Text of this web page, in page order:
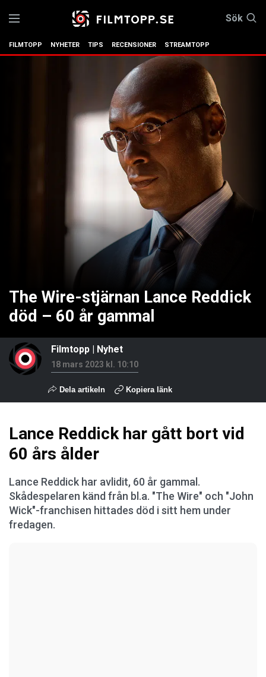
Sök
FILMTOPP NYHETER TIPS RECENSIONER STREAMTOPP
The Wire-stjärnan Lance Reddick
död – 60 år gammal
Filmtopp | Nyhet
18 mars 2023 kl. 10:10
Dela artikeln Kopiera länk
Lance Reddick har gått bort vid
60 års ålder
Lance Reddick har avlidit, 60 år gammal.
Skådespelaren känd från bl.a. "The Wire" och "John
Wick"-franchisen hittades död i sitt hem under
fredagen.